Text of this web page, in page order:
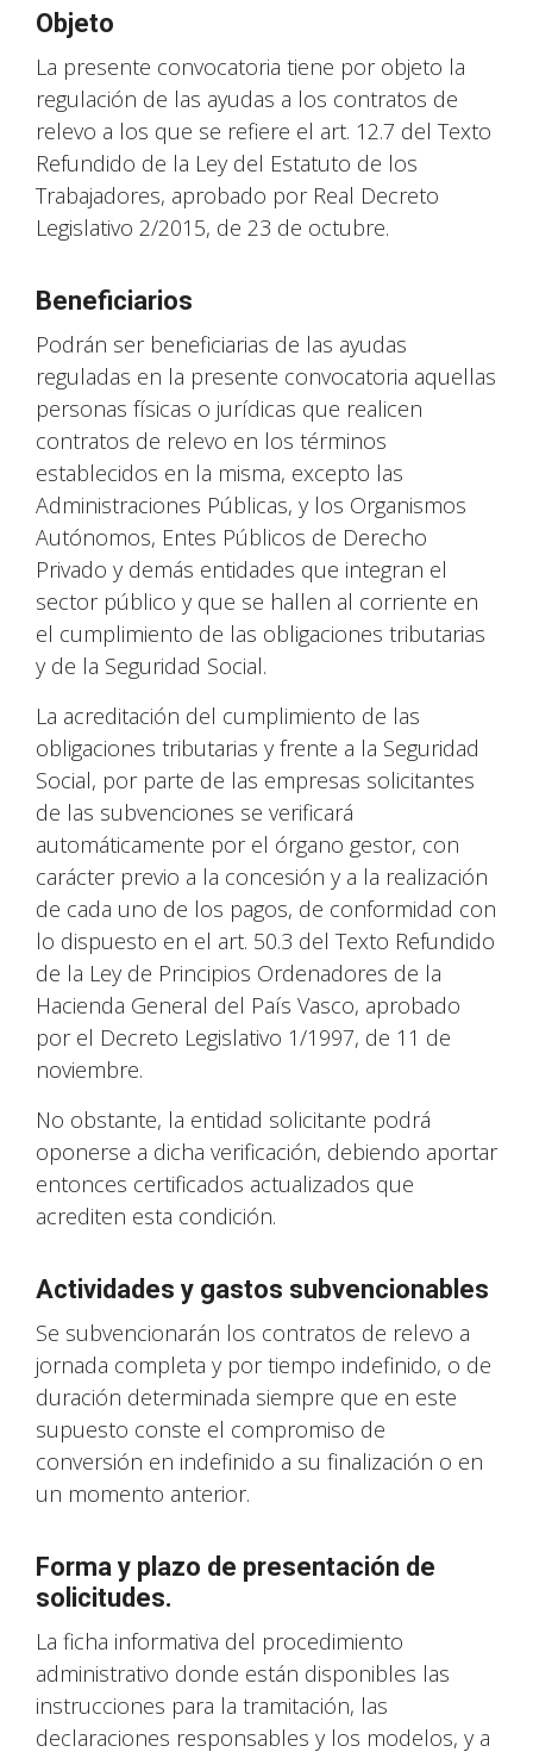
Objeto
La presente convocatoria tiene por objeto la
regulación de las ayudas a los contratos de
relevo a los que se refiere el art. 12.7 del Texto
Refundido de la Ley del Estatuto de los
Trabajadores, aprobado por Real Decreto
Legislativo 2/2015, de 23 de octubre.
Beneficiarios
Podrán ser beneficiarias de las ayudas
reguladas en la presente convocatoria aquellas
personas físicas o jurídicas que realicen
contratos de relevo en los términos
establecidos en la misma, excepto las
Administraciones Públicas, y los Organismos
Autónomos, Entes Públicos de Derecho
Privado y demás entidades que integran el
sector público y que se hallen al corriente en
el cumplimiento de las obligaciones tributarias
y de la Seguridad Social.
La acreditación del cumplimiento de las
obligaciones tributarias y frente a la Seguridad
Social, por parte de las empresas solicitantes
de las subvenciones se verificará
automáticamente por el órgano gestor, con
carácter previo a la concesión y a la realización
de cada uno de los pagos, de conformidad con
lo dispuesto en el art. 50.3 del Texto Refundido
de la Ley de Principios Ordenadores de la
Hacienda General del País Vasco, aprobado
por el Decreto Legislativo 1/1997, de 11 de
noviembre.
No obstante, la entidad solicitante podrá
oponerse a dicha verificación, debiendo aportar
entonces certificados actualizados que
acrediten esta condición.
Actividades y gastos subvencionables
Se subvencionarán los contratos de relevo a
jornada completa y por tiempo indefinido, o de
duración determinada siempre que en este
supuesto conste el compromiso de
conversión en indefinido a su finalización o en
un momento anterior.
Forma y plazo de presentación de
solicitudes.
La ficha informativa del procedimiento
administrativo donde están disponibles las
instrucciones para la tramitación, las
declaraciones responsables y los modelos, y a